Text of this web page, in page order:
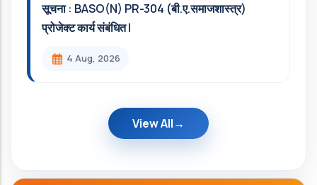
सूचना : BASO(N) PR-304 (बी.ए.समाजशास्त्र)
प्रोजेक्ट कार्य संबंधित l
4 Aug, 2026
View All